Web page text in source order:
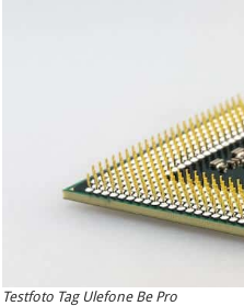
Testfoto Tag Ulefone Be Pro